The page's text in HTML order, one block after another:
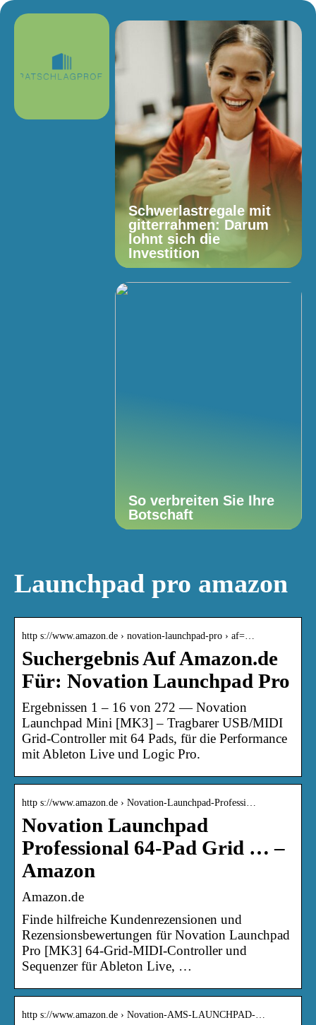
Schwerlastregale mit
gitterrahmen: Darum
lohnt sich die
Investition
So verbreiten Sie Ihre
Botschaft
Launchpad pro amazon
http s://www.amazon.de › novation-launchpad-pro › af=…
Suchergebnis Auf Amazon.de
Für: Novation Launchpad Pro
Ergebnissen 1 – 16 von 272 — Novation
Launchpad Mini [MK3] – Tragbarer USB/MIDI
Grid-Controller mit 64 Pads, für die Performance
mit Ableton Live und Logic Pro.
http s://www.amazon.de › Novation-Launchpad-Professi…
Novation Launchpad
Professional 64-Pad Grid … –
Amazon
Amazon.de
Finde hilfreiche Kundenrezensionen und
Rezensionsbewertungen für Novation Launchpad
Pro [MK3] 64-Grid-MIDI-Controller und
Sequenzer für Ableton Live, …
http s://www.amazon.de › Novation-AMS-LAUNCHPAD-…